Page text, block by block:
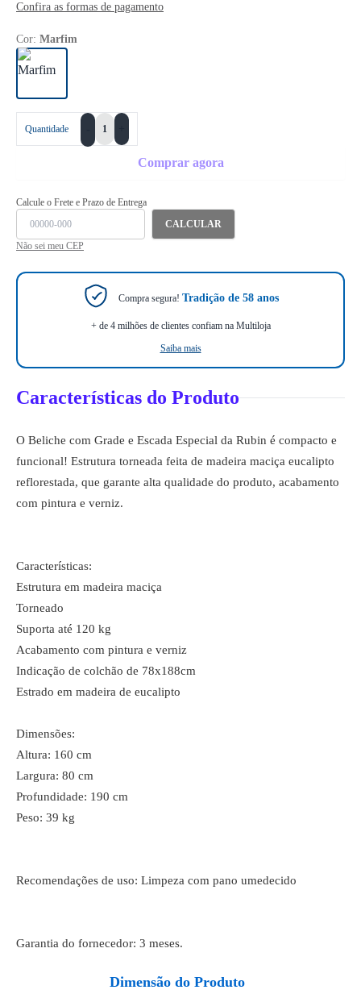
Confira as formas de pagamento
Cor: Marfim
Quantidade
Comprar agora
Calcule o Frete e Prazo de Entrega
CALCULAR
Não sei meu CEP
Compra segura! Tradição de 58 anos
+ de 4 milhões de clientes confiam na Multiloja
Saiba mais
Características do Produto
O Beliche com Grade e Escada Especial da Rubin é compacto e
funcional! Estrutura torneada feita de madeira maciça eucalipto
reflorestada, que garante alta qualidade do produto, acabamento
com pintura e verniz.
Características:
Estrutura em madeira maciça
Torneado
Suporta até 120 kg
Acabamento com pintura e verniz
Indicação de colchão de 78x188cm
Estrado em madeira de eucalipto
Dimensões:
Altura: 160 cm
Largura: 80 cm
Profundidade: 190 cm
Peso: 39 kg
Recomendações de uso: Limpeza com pano umedecido
Garantia do fornecedor: 3 meses.
Dimensão do Produto